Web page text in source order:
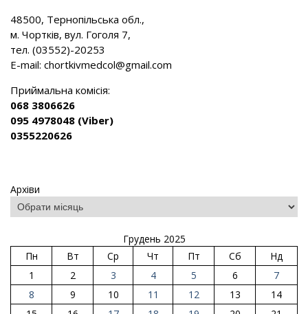
48500, Тернопільська обл.,
м. Чортків, вул. Гоголя 7,
тел. (03552)-20253
E-mail: chortkivmedcol@gmail.com
Приймальна комісія:
068 3806626
095 4978048 (Viber)
0355220626
Архіви
Грудень 2025
Пн
Вт Ср Чт Пт Сб
Нд
1
2 3 4 5 6
7
8
9 10 11 12 13
14